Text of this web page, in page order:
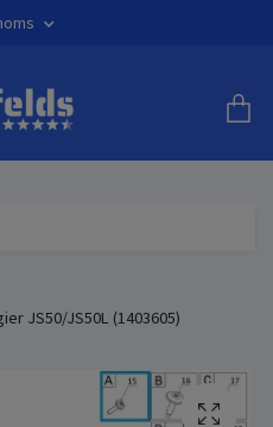
JS50/JS50L (1403605)